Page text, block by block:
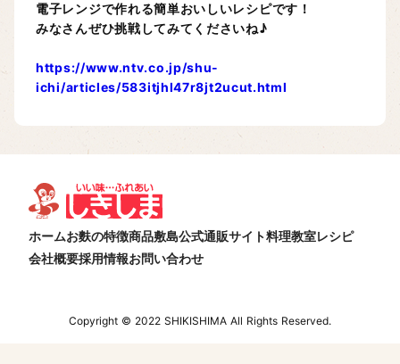
電子レンジで作れる簡単おいしいレシピです！
みなさんぜひ挑戦してみてくださいね♪
https://www.ntv.co.jp/shu-
ichi/articles/583itjhl47r8jt2ucut.html
ホームお麩の特徴商品敷島公式通販サイト料理教室レシピ
会社概要採用情報お問い合わせ
Copyright © 2022 SHIKISHIMA All Rights Reserved.